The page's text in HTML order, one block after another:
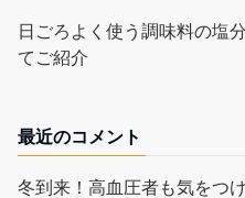
日ごろよく使う調味料の塩
てご紹介
最近のコメント
冬到来！高血圧者も気をつ